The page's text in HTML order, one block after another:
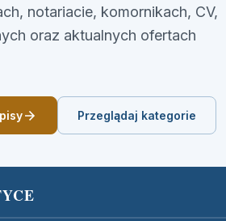
notariacie, komornikach, CV,
oraz aktualnych ofertach
Przeglądaj kategorie